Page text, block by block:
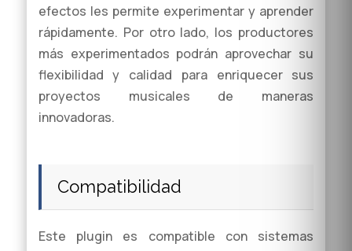
efectos les permite experimentar y aprender
rápidamente. Por otro lado, los productores
más experimentados podrán aprovechar su
flexibilidad y calidad para enriquecer sus
proyectos musicales de maneras
innovadoras.
Compatibilidad
Este plugin es compatible con sistemas